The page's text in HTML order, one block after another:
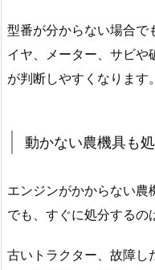
型番が分からない場合で
イヤ、メーター、サビや
が判断しやすくなります。
動かない農機具も
エンジンがかからない農
でも、すぐに処分するの
古いトラクター、故障し